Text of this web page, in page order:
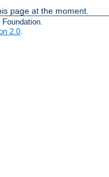
page at the moment.
2.0.